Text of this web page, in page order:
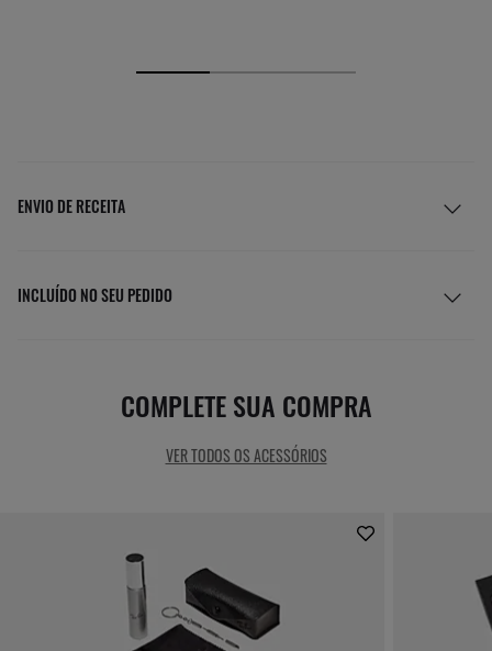
ENVIO DE RECEITA
INCLUÍDO NO SEU PEDIDO
COMPLETE SUA COMPRA
VER TODOS OS ACESSÓRIOS